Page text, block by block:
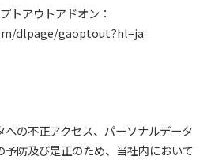
トアウトアドオン：
dlpage/gaoptout?hl=ja
の不正アクセス、パーソナルデータ
防及び是正のため、当社内において